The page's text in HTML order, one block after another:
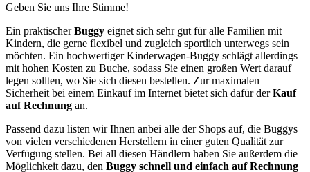
Geben Sie uns Ihre Stimme!
Ein praktischerBuggy eignet sich sehr gut für alle Familien mit
Kindern, die gerne flexibel und zugleich sportlich unterwegs sein
möchten. Ein hochwertiger Kinderwagen-Buggy schlägt allerdings
mit hohen Kosten zu Buche, sodass Sie einen großen Wert darauf
legen sollten, wo Sie sich diesen bestellen. Zur maximalen
Sicherheit bei einem Einkauf im Internet bietet sich dafür derKauf
auf Rechnung an.
Passend dazu listen wir Ihnen anbei alle der Shops auf, die Buggys
von vielen verschiedenen Herstellern in einer guten Qualität zur
Verfügung stellen. Bei all diesen Händlern haben Sie außerdem die
Möglichkeit dazu, den Buggy schnell und einfach auf Rechnung